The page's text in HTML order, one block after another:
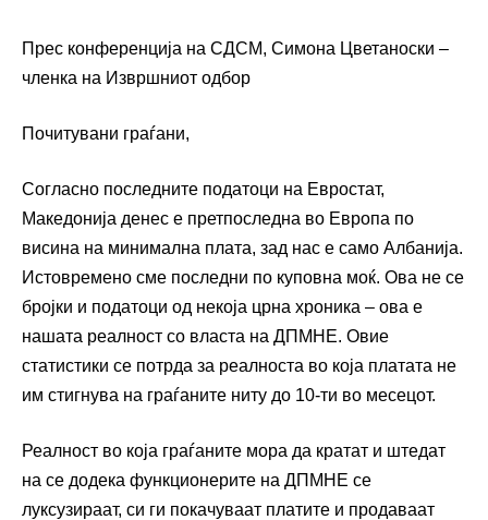
Прес конференција на СДСМ, Симона Цветаноски –
членка на Извршниот одбор
Почитувани граѓани,
Согласно последните податоци на Евростат,
Македонија денес е претпоследна во Европа по
висина на минимална плата, зад нас е само Албанија.
Истовремено сме последни по куповна моќ. Ова не се
бројки и податоци од некоја црна хроника – ова е
нашата реалност со власта на ДПМНЕ. Овие
статистики се потрда за реалноста во која платата не
им стигнува на граѓаните ниту до 10-ти во месецот.
Реалност во која граѓаните мора да кратат и штедат
на се додека функционерите на ДПМНЕ се
луксузираат, си ги покачуваат платите и продаваат